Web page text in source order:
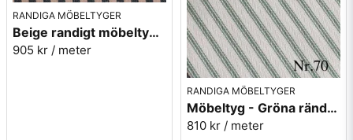
RANDIGA MÖBELTYGER
Beige randigt möbeltyg - Lill rand nr.391
905 kr / meter
RANDIGA MÖBELTYGER
Möbeltyg - Gröna ränder - Ellinor nr.70
810 kr / meter